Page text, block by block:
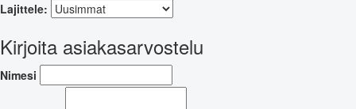
Lajittele:
Kirjoita asiakasarvostelu
Nimesi